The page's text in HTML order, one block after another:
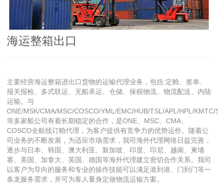
海运整箱出口
主要经营海运整箱进出口货物的运输代理业务，包括:定舱、签单、
报关报检、多式联运、无船承运、仓储、保税物流、物流配送、内陆
运输。与
ONE/MSK/CMA/MSC/COSCO/YML/EMC/HUB/TSL/APL/HPL/KMTC/
等多家船公司有着长期稳定的合作，是ONE、MSC、CMA、
COSCO全航线订舱代理，为客户提供有竞争力的优势运价。随着公
司业务的不断发展，为适应市场需求，我司海外代理网络日益完善，
逐步与日本、韩国、澳大利亚、新加坡、印度、印尼、越南、柬埔
寨、美国、加拿大、英国、德国等海外代理建立密切合作关系。我司
以客户为导向的服务和专业的操作技能可以满足港到港、门到门等一
条龙服务需求，并可为客人量身定做物流运输方案。